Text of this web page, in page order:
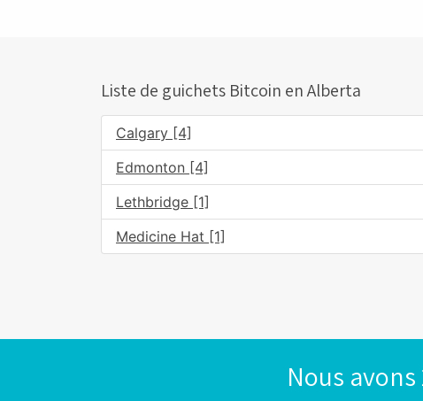
Liste de guichets Bitcoin en Alberta
Calgary [4]
Edmonton [4]
Lethbridge [1]
Medicine Hat [1]
Nous